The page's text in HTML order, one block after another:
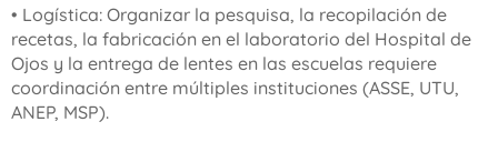
• Logística: Organizar la pesquisa, la recopilación de
recetas, la fabricación en el laboratorio del Hospital de
Ojos y la entrega de lentes en las escuelas requiere
coordinación entre múltiples instituciones (ASSE, UTU,
ANEP, MSP).